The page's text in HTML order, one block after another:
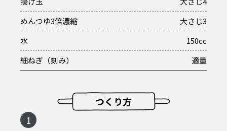
めんつゆ3倍濃縮
大さじ3
水
150cc
細ねぎ（刻み）
適量
つくり方
1